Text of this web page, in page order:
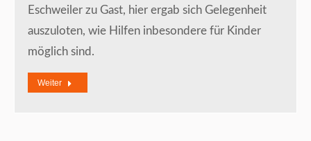
Eschweiler zu Gast, hier ergab sich Gelegenheit
auszuloten, wie Hilfen inbesondere für Kinder
möglich sind.
Weiter